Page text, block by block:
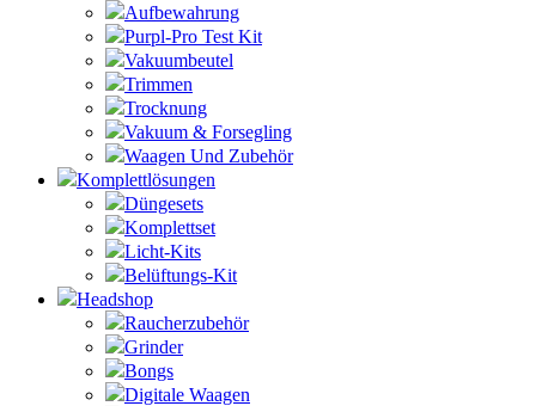
Aufbewahrung
Purpl-Pro Test Kit
Vakuumbeutel
Trimmen
Trocknung
Vakuum & Forsegling
Waagen Und Zubehör
Komplettlösungen
Düngesets
Komplettset
Licht-Kits
Belüftungs-Kit
Headshop
Raucherzubehör
Grinder
Bongs
Digitale Waagen